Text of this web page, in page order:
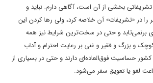
بخشی از آن است، آگاهی دارم. نباید و
را در «تشریفات» آن خلاصه کرد، ولی رها کردن این
برنمی‌تابد و حتی در سخت‌ترین شرایط نیز همه
و بزرگ و فقیر و غنی بر رعایت احترام و آداب
حساسیت فوق‌العاده‌ای دارند و حتی در بسیاری از
لغو ‌یا تعویق سفر می‌شود.